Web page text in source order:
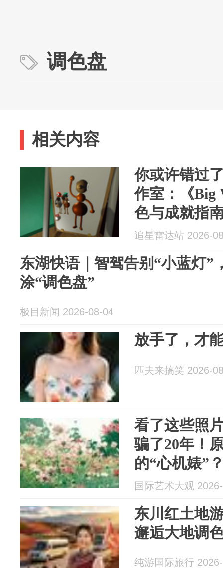
调色盘
相关内容
你或许错过
作室：《Big
色与成就指
追星雷达站 2026-
东湖快语｜智驾告别“小蓝灯”
涂“调色盘”
极目新闻 2026-08-04
放手了，才
匹夫来搞笑 2026-
看了这些照
骗了20年！
的“心机婊”
国际艺术大观
东川红土地
邂逅大地调
纯游国际旅行